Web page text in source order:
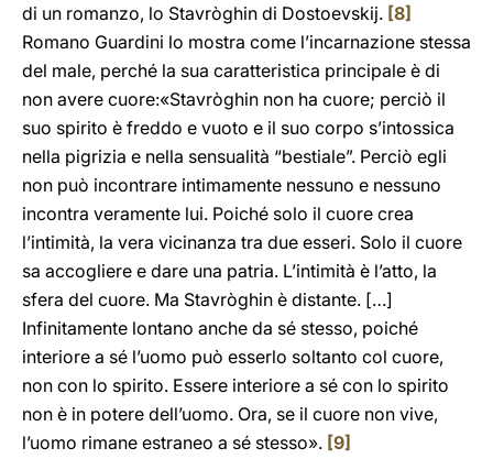
di un romanzo, lo Stavròghin di Dostoevskij. [8]
Romano Guardini lo mostra come l’incarnazione stessa
del male, perché la sua caratteristica principale è di
non avere cuore:«Stavròghin non ha cuore; perciò il
suo spirito è freddo e vuoto e il suo corpo s’intossica
nella pigrizia e nella sensualità “bestiale”. Perciò egli
non può incontrare intimamente nessuno e nessuno
incontra veramente lui. Poiché solo il cuore crea
l’intimità, la vera vicinanza tra due esseri. Solo il cuore
sa accogliere e dare una patria. L’intimità è l’atto, la
sfera del cuore. Ma Stavròghin è distante. […]
Infinitamente lontano anche da sé stesso, poiché
interiore a sé l’uomo può esserlo soltanto col cuore,
non con lo spirito. Essere interiore a sé con lo spirito
non è in potere dell’uomo. Ora, se il cuore non vive,
l’uomo rimane estraneo a sé stesso». [9]